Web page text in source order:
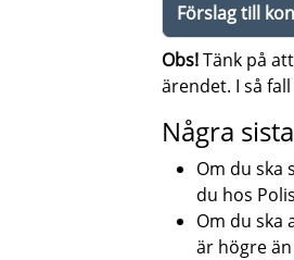
Förslag till
Obs!Tänk på
ärendet. I så
Några
Om du ska
du hos
Om du ska
är högre